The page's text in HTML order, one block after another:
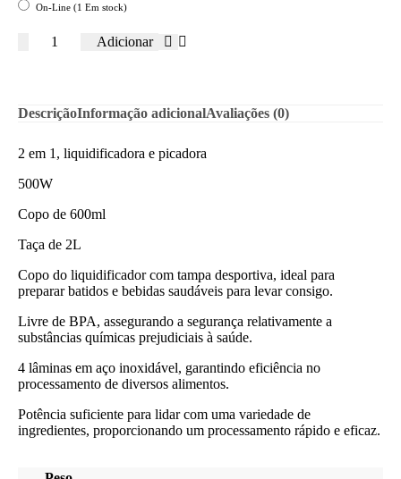
On-Line (1 Em stock)
Adicionar
DescriçãoInformação adicionalAvaliações (0)
2 em 1, liquidificadora e picadora
500W
Copo de 600ml
Taça de 2L
Copo do liquidificador com tampa desportiva, ideal para
preparar batidos e bebidas saudáveis para levar consigo.
Livre de BPA, assegurando a segurança relativamente a
substâncias químicas prejudiciais à saúde.
4 lâminas em aço inoxidável, garantindo eficiência no
processamento de diversos alimentos.
Potência suficiente para lidar com uma variedade de
ingredientes, proporcionando um processamento rápido e eficaz.